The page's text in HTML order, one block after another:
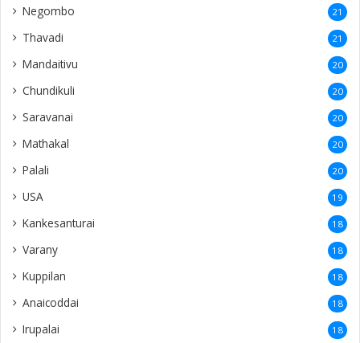
Negombo 21
Thavadi 21
Mandaitivu 20
Chundikuli 20
Saravanai 20
Mathakal 20
Palali 20
USA 19
Kankesanturai 18
Varany 18
Kuppilan 18
Anaicoddai 18
Irupalai 18